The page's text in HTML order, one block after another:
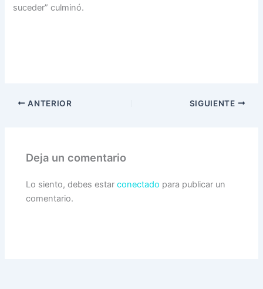
suceder” culminó.
ANTERIOR SIGUIENTE
Deja un comentario
Lo siento, debes estarconectado para publicar un
comentario.